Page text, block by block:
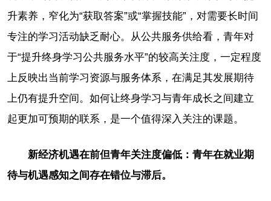
升素养，窄化为“获取答案”或“掌握技能”，对需要长时间
专注的学习活动缺乏耐心。从公共服务供给看，青年对
于“提升终身学习公共服务水平”的较高关注度，一定程度
上反映出当前学习资源与服务体系，在满足其发展期待
上仍有提升空间。如何让终身学习与青年成长之间建立
起更加可预期的联系，是一个值得深入关注的课题。
新经济机遇在前但青年关注度偏低：青年在就业期
待与机遇感知之间存在错位与滞后。